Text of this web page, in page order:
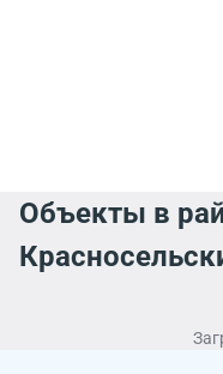
Объекты в